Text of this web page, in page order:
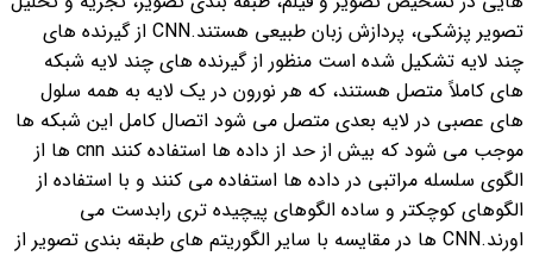
تصویر پزشکی، پردازش زبان طبیعی هستند.
CNN از گیرنده های
چند لایه تشکیل شده است منظور از گیرنده های چند لایه شبکه
های کاملاً متصل هستند، که هر نورون در یک لایه به همه سلول
های عصبی در لایه بعدی متصل می شود اتصال کامل این شبکه ها
موجب می شود که بیش از حد از داده ها استفاده کنند cnn ها از
الگوی سلسله مراتبی در داده ها استفاده می کنند و با استفاده از
الگوهای کوچکتر و ساده الگوهای پیچیده تری رابدست می
اورند.
CNN ها در مقایسه با سایر الگوریتم های طبقه بندی تصویر از